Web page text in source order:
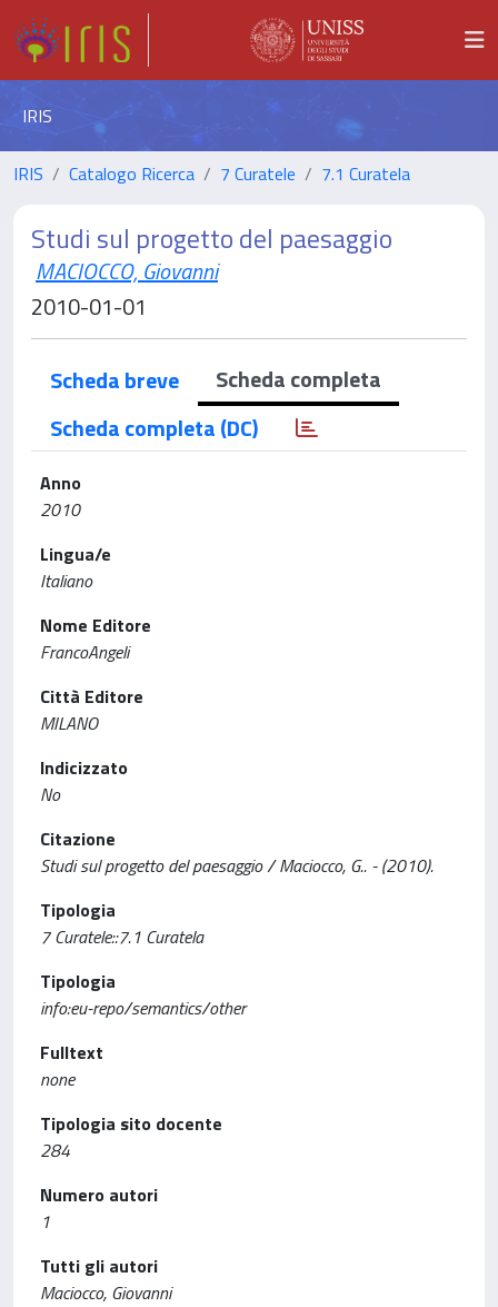
IRIS
IRIS Catalogo Ricerca 7 Curatele 7.1 Curatela
Studi sul progetto del paesaggio
MACIOCCO, Giovanni
2010-01-01
Scheda breve
Scheda completa
Scheda completa (DC)
Anno
2010
Lingua/e
Italiano
Nome Editore
FrancoAngeli
Città Editore
MILANO
Indicizzato
No
Citazione
Studi sul progetto del paesaggio / Maciocco, G.. - (2010).
Tipologia
7 Curatele::7.1 Curatela
Tipologia
info:eu-repo/semantics/other
Fulltext
none
Tipologia sito docente
284
Numero autori
1
Tutti gli autori
Maciocco, Giovanni